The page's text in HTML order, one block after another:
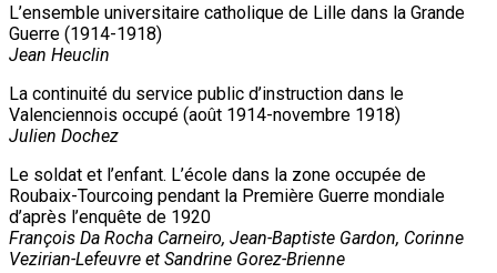
L’ensemble universitaire catholique de Lille dans la Grande
Guerre (1914-1918)
Jean Heuclin
La continuité du service public d’instruction dans le
Valenciennois occupé (août 1914-novembre 1918)
Julien Dochez
Le soldat et l’enfant. L’école dans la zone occupée de
Roubaix-Tourcoing pendant la Première Guerre mondiale
d’après l’enquête de 1920
François Da Rocha Carneiro, Jean-Baptiste Gardon, Corinne
Vezirian-Lefeuvre et Sandrine Gorez-Brienne